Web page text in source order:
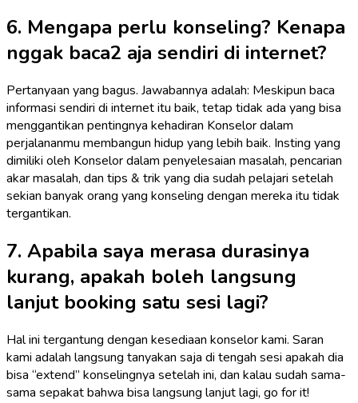
6. Mengapa perlu konseling? Kenapa
nggak baca2 aja sendiri di internet?
Pertanyaan yang bagus. Jawabannya adalah: Meskipun baca
informasi sendiri di internet itu baik, tetap tidak ada yang bisa
menggantikan pentingnya kehadiran Konselor dalam
perjalananmu membangun hidup yang lebih baik. Insting yang
dimiliki oleh Konselor dalam penyelesaian masalah, pencarian
akar masalah, dan tips & trik yang dia sudah pelajari setelah
sekian banyak orang yang konseling dengan mereka itu tidak
tergantikan.
7. Apabila saya merasa durasinya
kurang, apakah boleh langsung
lanjut booking satu sesi lagi?
Hal ini tergantung dengan kesediaan konselor kami. Saran
kami adalah langsung tanyakan saja di tengah sesi apakah dia
bisa “extend” konselingnya setelah ini, dan kalau sudah sama-
sama sepakat bahwa bisa langsung lanjut lagi, go for it!